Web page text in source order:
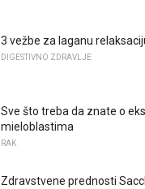
3 vežbe za laganu
DIGESTIVNO ZDRAVLJE
Sve što treba da znate o
mieloblastima
RAK
Zdravstvene prednosti